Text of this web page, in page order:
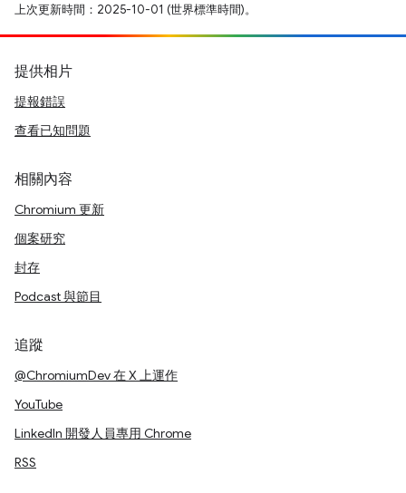
上次更新時間：2025-10-01 (世界標準時間)。
提供相片
提報錯誤
查看已知問題
相關內容
Chromium 更新
個案研究
封存
Podcast 與節目
追蹤
@ChromiumDev 在 X 上運作
YouTube
LinkedIn 開發人員專用 Chrome
RSS